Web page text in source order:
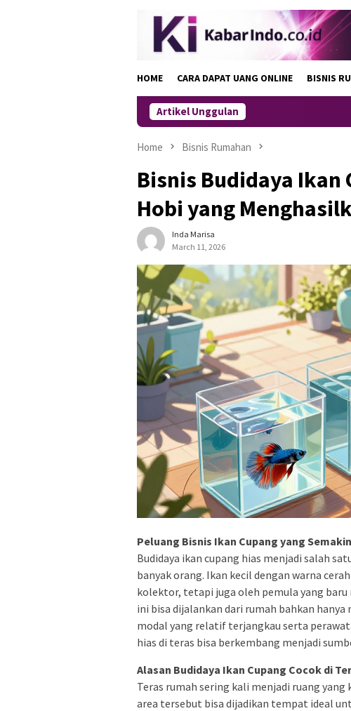
HOME CARA DAPAT UANG ONLINE BISNIS
Artikel Unggulan
Home Bisnis Rumahan
Bisnis Budidaya Ikan
Hobi yang
Inda Marisa
March 11, 2026
Peluang Bisnis Ikan Cupang yang
Budidaya ikan cupang hias menjadi salah
banyak orang. Ikan kecil dengan warna
kolektor, tetapi juga oleh pemula yang
ini bisa dijalankan dari rumah bahkan
modal yang relatif terjangkau serta
hias di teras bisa berkembang menjadi
Alasan Budidaya Ikan Cupang Cocok di
Teras rumah sering kali menjadi ruang
area tersebut bisa dijadikan tempat ideal